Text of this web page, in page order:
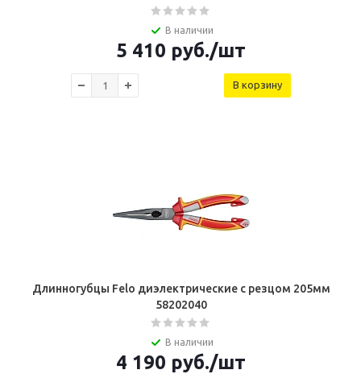
В наличии
5 410 руб./шт
В корзину
Длинногубцы Felo диэлектрические с резцом 205мм
58202040
В наличии
4 190 руб./шт